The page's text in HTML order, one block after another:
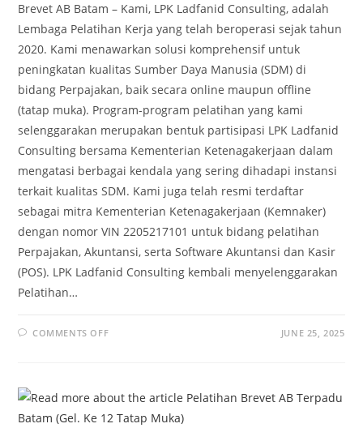
Brevet AB Batam – Kami, LPK Ladfanid Consulting, adalah
Lembaga Pelatihan Kerja yang telah beroperasi sejak tahun
2020. Kami menawarkan solusi komprehensif untuk
peningkatan kualitas Sumber Daya Manusia (SDM) di
bidang Perpajakan, baik secara online maupun offline
(tatap muka). Program-program pelatihan yang kami
selenggarakan merupakan bentuk partisipasi LPK Ladfanid
Consulting bersama Kementerian Ketenagakerjaan dalam
mengatasi berbagai kendala yang sering dihadapi instansi
terkait kualitas SDM. Kami juga telah resmi terdaftar
sebagai mitra Kementerian Ketenagakerjaan (Kemnaker)
dengan nomor VIN 2205217101 untuk bidang pelatihan
Perpajakan, Akuntansi, serta Software Akuntansi dan Kasir
(POS). LPK Ladfanid Consulting kembali menyelenggarakan
Pelatihan…
COMMENTS OFF JUNE 25, 2025